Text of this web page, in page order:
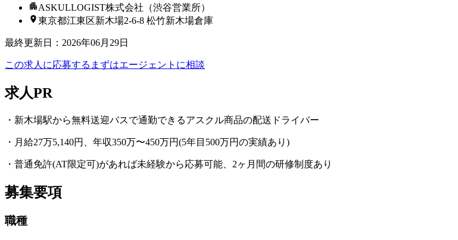
ASKULLOGIST株式会社（渋谷営業所）
東京都江東区新木場2-6-8 松竹新木場倉庫
最終更新日 ： 2026年06月29日
この求人に応募する まずはエージェントに相談
求人PR
・新木場駅から無料送迎バスで通勤できるアスクル商品の配送ドライバー
・月給27万5,140円、年収350万〜450万円(5年目500万円の実績あり)
・普通免許(AT限定可)があれば未経験から応募可能、2ヶ月間の研修制度あり
募集要項
職種